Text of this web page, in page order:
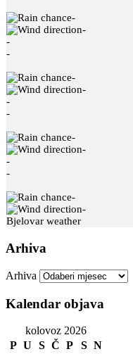
-
-
-
-
-
-
-
-
-
-
-
-
-
-
Bjelovar weather
Arhiva
Arhiva
Kalendar objava
kolovoz 2026
P U S Č P S N